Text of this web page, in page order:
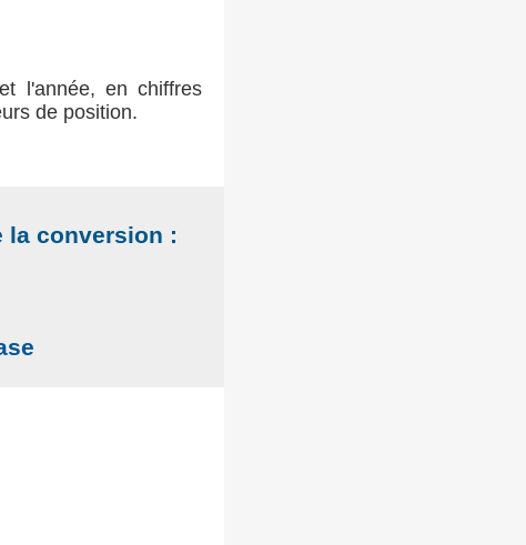
l'année, en chiffres
de position.
la conversion :